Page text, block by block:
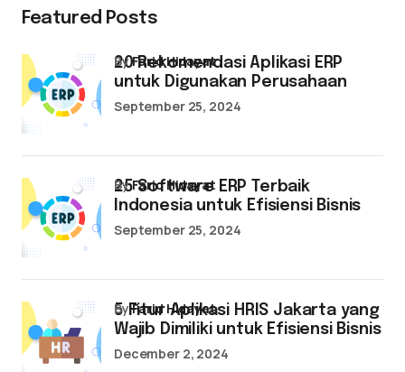
Featured Posts
20 Rekomendasi Aplikasi ERP
untuk Digunakan Perusahaan
byFarid Hidayat
September 25, 2024
25 Software ERP Terbaik
Indonesia untuk Efisiensi Bisnis
byFarid Hidayat
September 25, 2024
5 Fitur Aplikasi HRIS Jakarta yang
Wajib Dimiliki untuk Efisiensi Bisnis
byFarid Hidayat
December 2, 2024